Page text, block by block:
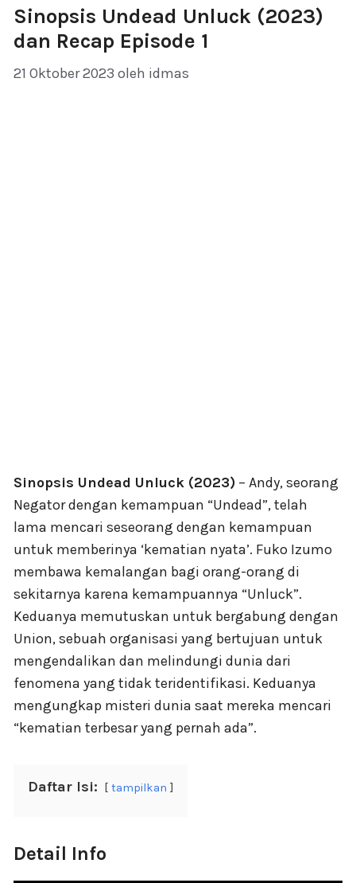
Sinopsis Undead Unluck (2023)
dan Recap Episode 1
21 Oktober 2023 oleh idmas
Sinopsis Undead Unluck (2023) – Andy, seorang
Negator dengan kemampuan “Undead”, telah
lama mencari seseorang dengan kemampuan
untuk memberinya ‘kematian nyata’. Fuko Izumo
membawa kemalangan bagi orang-orang di
sekitarnya karena kemampuannya “Unluck”.
Keduanya memutuskan untuk bergabung dengan
Union, sebuah organisasi yang bertujuan untuk
mengendalikan dan melindungi dunia dari
fenomena yang tidak teridentifikasi. Keduanya
mengungkap misteri dunia saat mereka mencari
“kematian terbesar yang pernah ada”.
Daftar Isi: tampilkan
Detail Info